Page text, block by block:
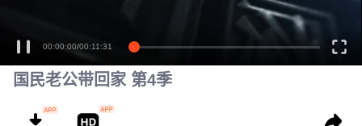
00:00:00/00:11:31
国民老公带回家 第4季